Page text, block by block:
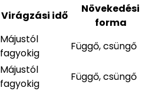
Virágzási idő
Növekedési
forma
Májustól
fagyokig
Függő, csüngő
Májustól
fagyokig
Függő, csüngő